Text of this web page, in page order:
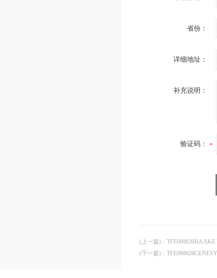
省份：
详细地址：
补充说明：
验证码：
(上一篇) ： TFE000026HAAKE
(下一篇) ：